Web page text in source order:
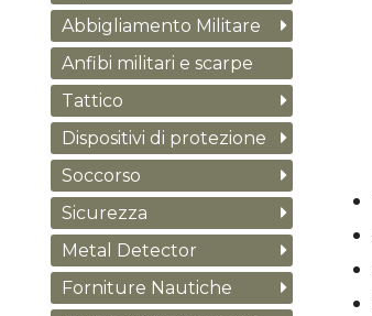
Abbigliamento Militare
Anfibi militari e scarpe
Tattico
Dispositivi di protezione
Soccorso
Sicurezza
Metal Detector
Forniture Nautiche